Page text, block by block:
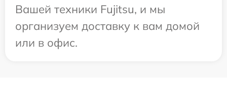
Вашей техники Fujitsu, и мы
организуем доставку к вам домой
или в офис.